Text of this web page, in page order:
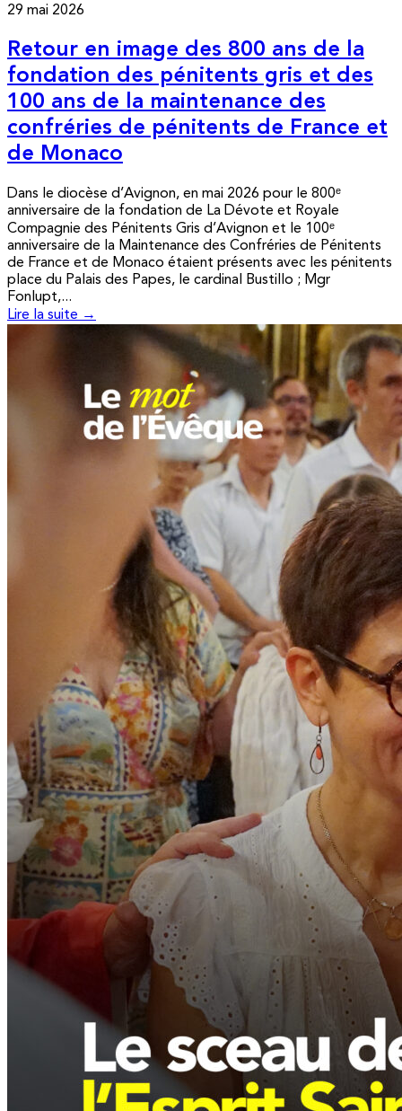
29 mai 2026
Retour en image des 800 ans de la
fondation des pénitents gris et des
100 ans de la maintenance des
confréries de pénitents de France et
de Monaco
Dans le diocèse d’Avignon, en mai 2026 pour le 800ᵉ
anniversaire de la fondation de La Dévote et Royale
Compagnie des Pénitents Gris d’Avignon et le 100ᵉ
anniversaire de la Maintenance des Confréries de Pénitents
de France et de Monaco étaient présents avec les pénitents
place du Palais des Papes, le cardinal Bustillo ; Mgr
Fonlupt,...
Lire la suite →